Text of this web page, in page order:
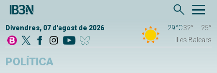
Divendres, 07 d'agost de 2026 29°C32°
25°
Illes Balears
POLÍTICA